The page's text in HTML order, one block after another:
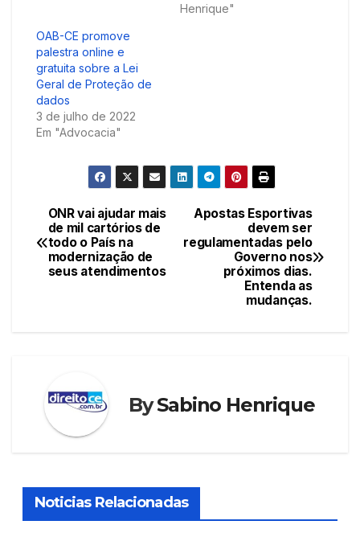
Henrique"
OAB-CE promove
palestra online e
gratuita sobre a Lei
Geral de Proteção de
dados
3 de julho de 2022
Em "Advocacia"
Navegação
de
Apostas Esportivas
devem ser
regulamentadas pelo
Governo nos
próximos dias.
Entenda as
mudanças.
ONR vai ajudar mais
de mil cartórios de
todo o País na
modernização de
seus atendimentos
BySabino Henrique
Noticias Relacionadas